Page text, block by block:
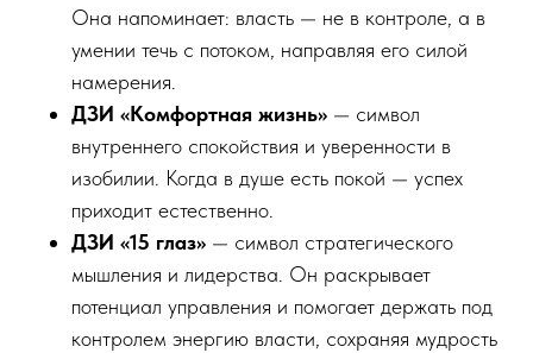
Она напоминает: власть — не в контроле, а в
умении течь с потоком, направляя его силой
намерения.
ДЗИ «Комфортная жизнь» — символ
внутреннего спокойствия и уверенности в
изобилии. Когда в душе есть покой — успех
приходит естественно.
ДЗИ «15 глаз» — символ стратегического
мышления и лидерства. Он раскрывает
потенциал управления и помогает держать под
контролем энергию власти, сохраняя мудрость